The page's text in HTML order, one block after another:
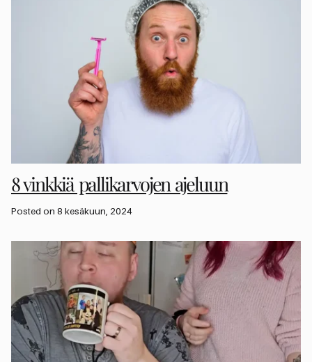
8 vinkkiä pallikarvojen ajeluun
Posted on 8 kesäkuun, 2024